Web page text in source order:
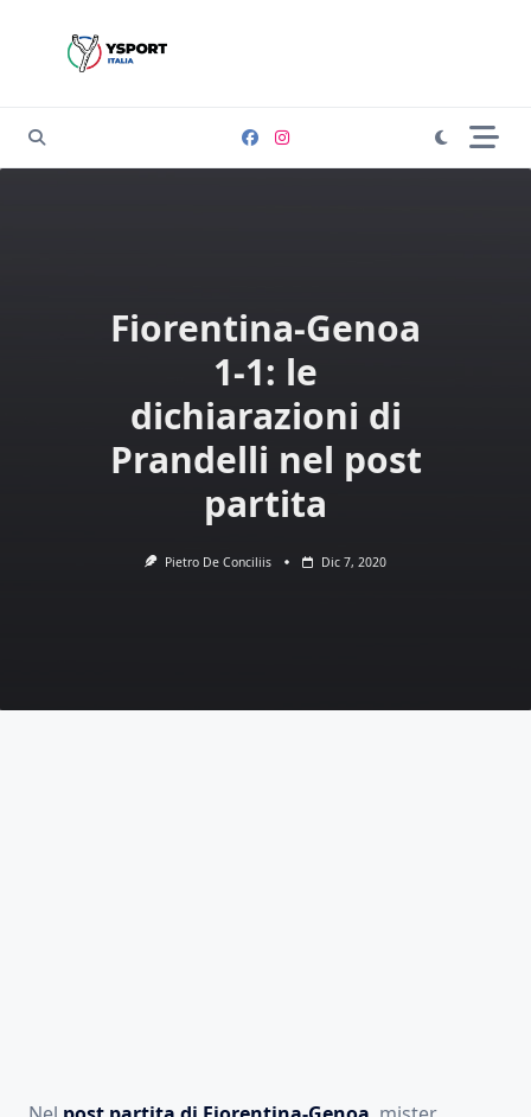
Fiorentina-Genoa
1-1: le
dichiarazioni di
Prandelli nel post
partita
Pietro De Conciliis Dic 7, 2020